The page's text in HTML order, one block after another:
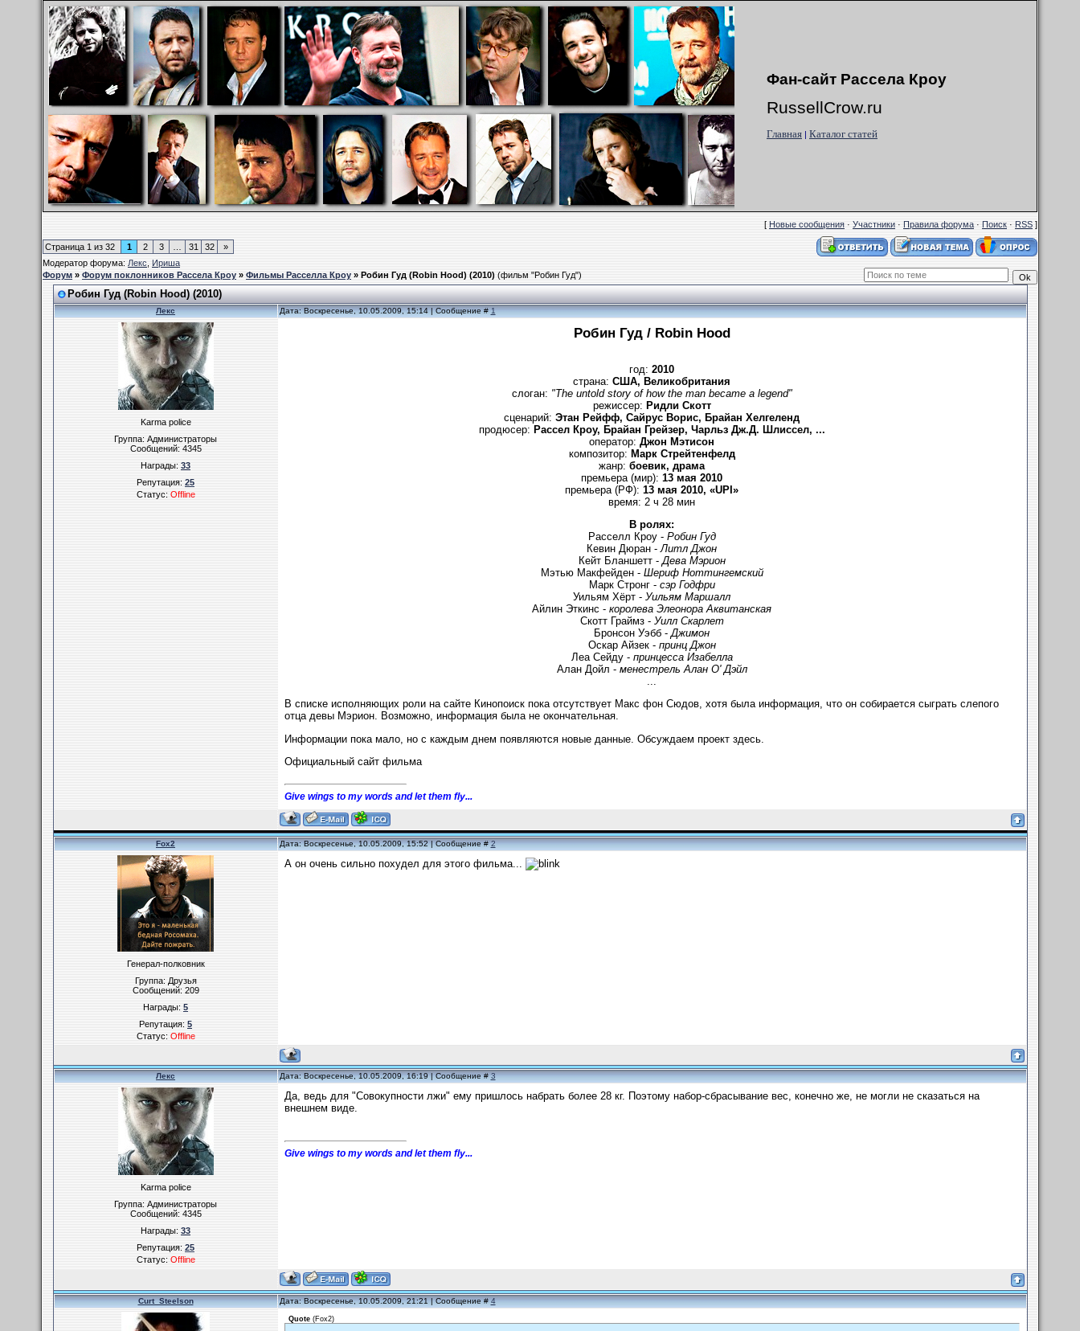
Фан-сайт Рассела Кроу
RussellCrow.ru
Главная | Каталог статей
[Новые сообщения·Участники·Правила форума·Поиск·RSS]
Страница 1 из 32 1 2 3 31 32
»
Модератор форума:Лекс,Ириша
Форум»Форум поклонников Рассела Кроу»Фильмы Расселла Кроу»Робин Гуд (Robin Hood) (2010) (фильм "Робин Гуд")
Робин Гуд (Robin Hood) (2010)
Лекс Дата: Воскресенье, 10.05.2009, 15:14 | Сообщение #1
Karma police
Группа: Администраторы
Сообщений:4345
Награды:33
Репутация:25
Статус:Offline
Робин Гуд / Robin Hood
год: 2010
страна: США, Великобритания
слоган: "The untold story of how the man became a legend"
режиссер: Ридли Скотт
сценарий: Этан Рейфф, Сайрус Ворис, Брайан Хелгеленд
продюсер: Рассел Кроу, Брайан Грейзер, Чарльз Дж.Д. Шлиссел, ...
оператор: Джон Мэтисон
композитор: Марк Стрейтенфелд
жанр: боевик, драма
премьера (мир): 13 мая 2010
премьера (РФ): 13 мая 2010, «UPI»
время: 2 ч 28 мин
В ролях:
Расселл Кроу - Робин Гуд
Кевин Дюран - Литл Джон
Кейт Бланшетт - Дева Мэрион
Мэтью Макфейден - Шериф Ноттингемский
Марк Стронг - сэр Годфри
Уильям Хёрт - Уильям Маршалл
Айлин Эткинс - королева Элеонора Аквитанская
Скотт Граймз - Уилл Скарлет
Бронсон Уэбб - Джимон
Оскар Айзек - принц Джон
Леа Сейду - принцесса Изабелла
Алан Дойл - менестрель Алан О' Дэйл
В списке исполняющих роли на сайте Кинопоиск пока отсутствует Макс фон Сюдов, хотя была информация, что он собирается сыграть слепого
отца девы Мэрион. Возможно, информация была не окончательная.
Информации пока мало, но с каждым днем появляются новые данные. Обсуждаем проект здесь.
Официальный сайт фильма
Give wings to my words and let them fly...
Fox2 Дата: Воскресенье, 10.05.2009, 15:52 | Сообщение #2
Генерал-полковник
Группа: Друзья
Сообщений:209
Награды:5
Репутация:5
Статус:Offline
А он очень сильно похудел для этого фильма...
Лекс Дата: Воскресенье, 10.05.2009, 16:19 | Сообщение #3
Karma police
Группа: Администраторы
Сообщений:4345
Награды:33
Репутация:25
Статус:Offline
Да, ведь для "Совокупности лжи" ему пришлось набрать более 28 кг. Поэтому набор-сбрасывание вес, конечно же, не могли не сказаться на
внешнем виде.
Give wings to my words and let them fly...
Curt_Steelson Дата: Воскресенье, 10.05.2009, 21:21 | Сообщение #4
Quote(Fox2)